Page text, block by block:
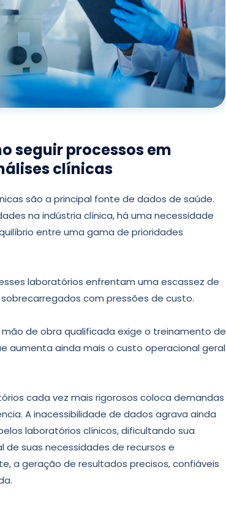
seguir processos em
clínicas
são a principal fonte de dados de saúde.
na indústria clínica, há uma necessidade
entre uma gama de prioridades
laboratórios enfrentam uma escassez de
com pressões de custo.
de obra qualificada exige o treinamento de
aumenta ainda mais o custo operacional geral
cada vez mais rigorosos coloca demandas
A inacessibilidade de dados agrava ainda
laboratórios clínicos, dificultando sua
suas necessidades de recursos e
a geração de resultados precisos, confiáveis